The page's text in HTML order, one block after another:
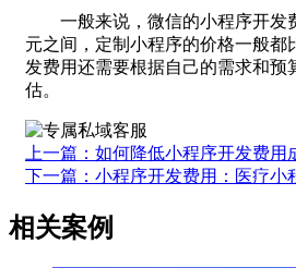
一般来说，微信的小程序开发
元之间，定制小程序的价格一般都
发费用还需要根据自己的需求和预
估。
上一篇：如何降低小程序开发费用
下一篇：小程序开发费用：医疗小
相关案例